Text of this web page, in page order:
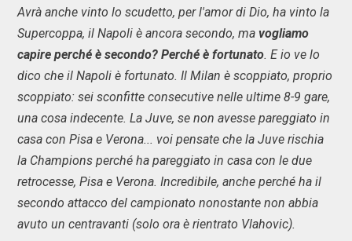
Avrà anche vinto lo scudetto, per l'amor di Dio, ha vinto la
Supercoppa, il Napoli è ancora secondo, ma vogliamo
capire perché è secondo? Perché è fortunato. E io ve lo
dico che il Napoli è fortunato. Il Milan è scoppiato, proprio
scoppiato: sei sconfitte consecutive nelle ultime 8-9 gare,
una cosa indecente. La Juve, se non avesse pareggiato in
casa con Pisa e Verona... voi pensate che la Juve rischia
la Champions perché ha pareggiato in casa con le due
retrocesse, Pisa e Verona. Incredibile, anche perché ha il
secondo attacco del campionato nonostante non abbia
avuto un centravanti (solo ora è rientrato Vlahovic).